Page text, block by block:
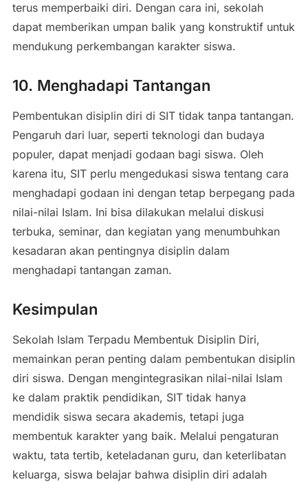
terus memperbaiki diri. Dengan cara ini, sekolah
dapat memberikan umpan balik yang konstruktif untuk
mendukung perkembangan karakter siswa.
10. Menghadapi Tantangan
Pembentukan disiplin diri di SIT tidak tanpa tantangan.
Pengaruh dari luar, seperti teknologi dan budaya
populer, dapat menjadi godaan bagi siswa. Oleh
karena itu, SIT perlu mengedukasi siswa tentang cara
menghadapi godaan ini dengan tetap berpegang pada
nilai-nilai Islam. Ini bisa dilakukan melalui diskusi
terbuka, seminar, dan kegiatan yang menumbuhkan
kesadaran akan pentingnya disiplin dalam
menghadapi tantangan zaman.
Kesimpulan
Sekolah Islam Terpadu Membentuk Disiplin Diri,
memainkan peran penting dalam pembentukan disiplin
diri siswa. Dengan mengintegrasikan nilai-nilai Islam
ke dalam praktik pendidikan, SIT tidak hanya
mendidik siswa secara akademis, tetapi juga
membentuk karakter yang baik. Melalui pengaturan
waktu, tata tertib, keteladanan guru, dan keterlibatan
keluarga, siswa belajar bahwa disiplin diri adalah